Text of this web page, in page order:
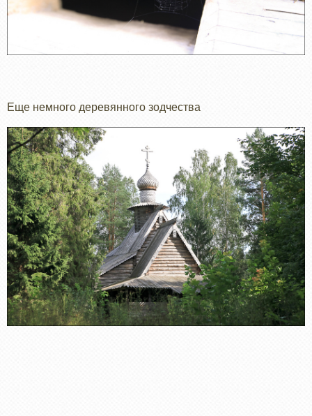
Еще немного деревянного зодчества